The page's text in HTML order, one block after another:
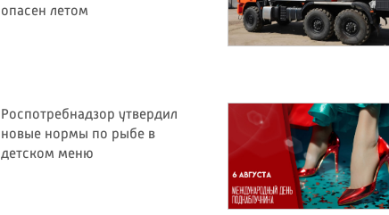
опасен летом
Роспотребнадзор утвердил
новые нормы по рыбе в
детском меню